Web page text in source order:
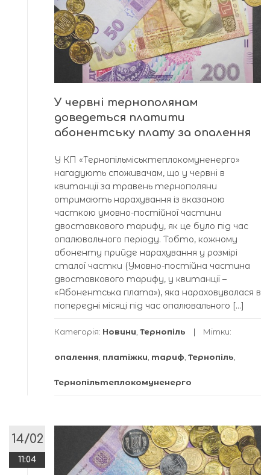
У червні тернополянам
доведеться платити
абонентську плату за опалення
У КП «Тернопільміськтеплокомуненерго»
нагадують споживачам, що у червні в
квитанції за травень тернополяни
отримають нарахування із вказаною
часткою умовно-постійної частини
двоставкового тарифу, як це було під час
опалювального періоду. Тобто, кожному
абоненту прийде нарахування у розмірі
сталої частки (Умовно-постійна частина
двоставкового тарифу, у квитанції –
«Абонентська плата»), яка нараховувалася в
попередні місяці під час опалювального […]
Категорія: Новини Тернопіль Мітки:
опалення платіжки тариф Тернопіль
Тернопільтеплокомуненерго
14/02
11:04